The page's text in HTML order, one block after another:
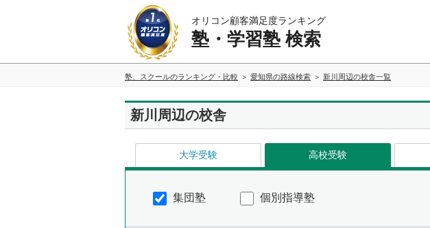
オリコン顧客満足度ランキング
塾・学習塾 検索
塾、スクールのランキング・比較 愛知県の路線検索 新川周辺の校舎一覧
新川周辺の校舎
大学受験 高校受験
集団塾 個別指導塾